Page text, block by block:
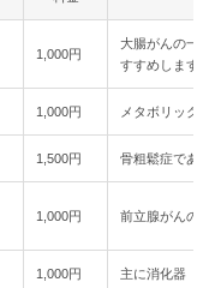
1,000円
大腸がんの一
すすめします
1,000円 メタボリック
1,500円 骨粗鬆症であ
1,000円 前立腺がんの
1,000円 主に消化器（